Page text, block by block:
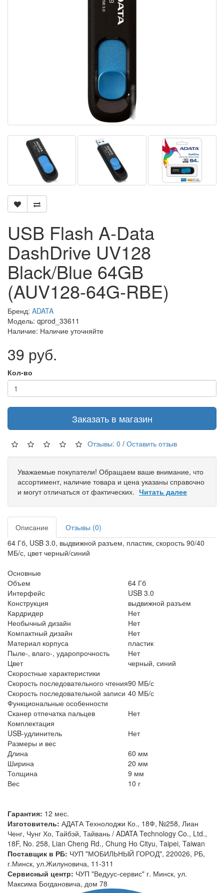
USB Flash A-Data
DashDrive UV128
Black/Blue 64GB
(AUV128-64G-RBE)
Бренд: ADATA
Модель: qprod_33611
Наличие: Наличие уточняйте
39 руб.
Кол-во
Заказать в магазин
Отзывы: 0 / Оставить отзыв
Уважаемые покупатели! Обращаем ваше внимание, что
ассортимент, наличие товара и цена указаны справочно
и могут отличаться от фактических. Читать далее
Описание
Отзывы (0)
64 Гб, USB 3.0, выдвижной разъем, пластик, скорость 90/40
МБ/с, цвет черный/синий
Основные
Объем
64 Гб
Интерфейс
USB 3.0
Конструкция
выдвижной разъем
Кардридер
Нет
Необычный дизайн
Нет
Компактный дизайн
Нет
Материал корпуса
пластик
Пыле-, влаго-, ударопрочность
Нет
Цвет
черный, синий
Скоростные характеристики
Скорость последовательного чтения90 МБ/с
Скорость последовательной записи 40 МБ/с
Функциональные особенности
Сканер отпечатка пальцев
Нет
Комплектация
USB-удлинитель
Нет
Размеры и вес
Длина
60 мм
Ширина
20 мм
Толщина
9 мм
Вес
10 г
Гарантия: 12 мес.
Изготовитель: АДАТА Технолоджи Ко., 18Ф, №258, Лиан
Ченг, Чунг Хо, Тайбэй, Тайвань / ADATA Technology Co., Ltd.,
18F, No. 258, Lian Cheng Rd., Chung Ho Cityu, Taipei, Taiwan
Поставщик в РБ: ЧУП "МОБИЛЬНЫЙ ГОРОД", 220026, РБ,
г.Минск, ул.Жилуновича, 11-311
Сервисный центр: ЧУП "Ведуус-сервис" г. Минск, ул.
Максима Богдановича, дом 78